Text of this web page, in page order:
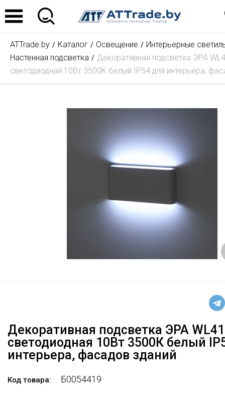
ATTrade.by Каталог Освещение
Интерьерные
Настенная подсветка
Декоративная подсветка ЭРА
светодиодная 10Вт 3500К белый IP54 для интерьера,
Декоративная подсветка ЭРА
светодиодная 10Вт 3500К белый
интерьера, фасадов зданий
Код товара: Б0054419